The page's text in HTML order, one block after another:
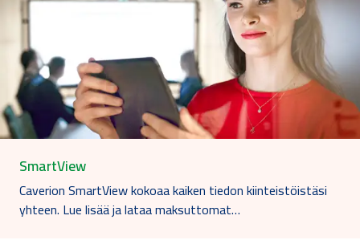
SmartView
Caverion SmartView kokoaa kaiken tiedon kiinteistöistäsi
yhteen. Lue lisää ja lataa maksuttomat…